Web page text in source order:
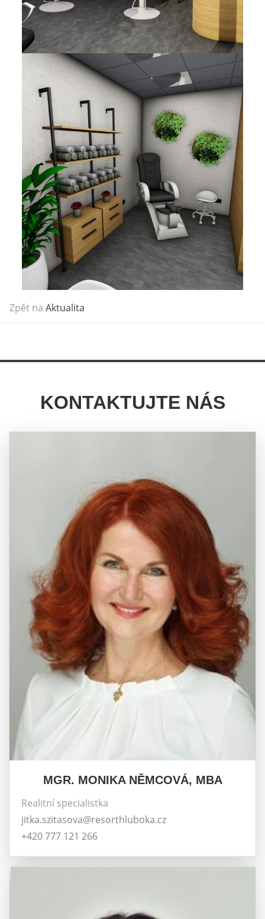
Zpět na Aktualita
KONTAKTUJTE NÁS
MGR. MONIKA NĚMCOVÁ, MBA
Realitní specialistka
jitka.szitasova@resorthluboka.cz
+420 777 121 266